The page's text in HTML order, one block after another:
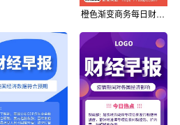
橙色渐变商务每日财经早报新闻头条超级长图